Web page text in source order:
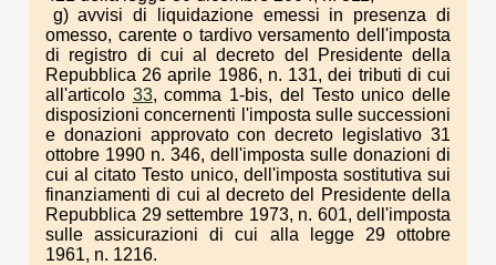
g) avvisi di liquidazione emessi in presenza di
omesso, carente o tardivo versamento dell'imposta
di registro di cui al decreto del Presidente della
Repubblica 26 aprile 1986, n. 131, dei tributi di cui
all'articolo 33, comma 1-bis, del Testo unico delle
disposizioni concernenti l'imposta sulle successioni
e donazioni approvato con decreto legislativo 31
ottobre 1990 n. 346, dell'imposta sulle donazioni di
cui al citato Testo unico, dell'imposta sostitutiva sui
finanziamenti di cui al decreto del Presidente della
Repubblica 29 settembre 1973, n. 601, dell'imposta
sulle assicurazioni di cui alla legge 29 ottobre
1961, n. 1216.